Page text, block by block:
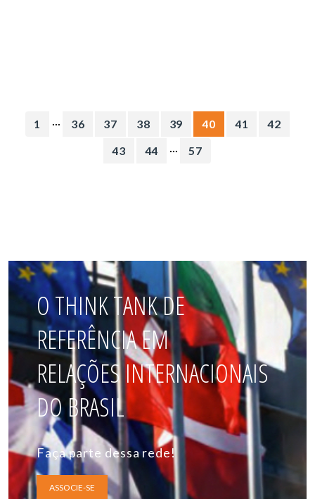
1 ... 36 37 38 39 40 41
42
43
44 ... 57
O THINK TANK DE
REFERÊNCIA EM
RELAÇÕES INTERNACIONAIS
DO BRASIL
Faça parte dessa rede!
ASSOCIE-SE